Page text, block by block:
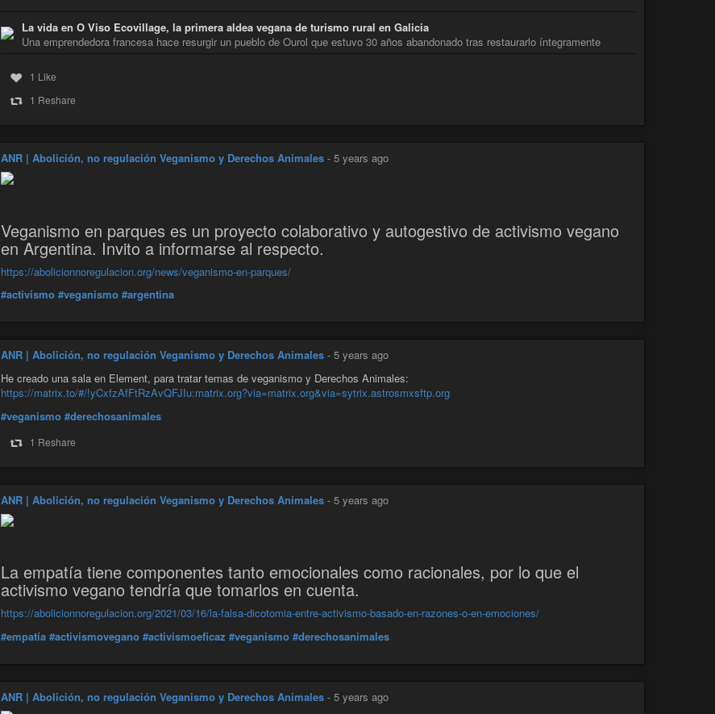
La vida en O Viso Ecovillage, la primera aldea vegana de turismo rural en Galicia
Una emprendedora francesa hace resurgir un pueblo de Ourol que estuvo 30 años abandonado tras restaurarlo íntegramente
1 Like
1 Reshare
ANR | Abolición, no regulación Veganismo y Derechos Animales - 5 years ago
Veganismo en parques es un proyecto colaborativo y autogestivo de activismo vegano
en Argentina. Invito a informarse al respecto.
https://abolicionnoregulacion.org/news/veganismo-en-parques/
#activismo #veganismo #argentina
ANR | Abolición, no regulación Veganismo y Derechos Animales - 5 years ago
He creado una sala en Element, para tratar temas de veganismo y Derechos Animales:
https://matrix.to/#/!yCxfzAfFtRzAvQFJIu:matrix.org?via=matrix.org&via=sytrix.astrosmxsftp.org
#veganismo #derechosanimales
1 Reshare
ANR | Abolición, no regulación Veganismo y Derechos Animales - 5 years ago
La empatía tiene componentes tanto emocionales como racionales, por lo que el
activismo vegano tendría que tomarlos en cuenta.
https://abolicionnoregulacion.org/2021/03/16/la-falsa-dicotomia-entre-activismo-basado-en-razones-o-en-emociones/
#empatía #activismovegano #activismoeficaz #veganismo #derechosanimales
ANR | Abolición, no regulación Veganismo y Derechos Animales - 5 years ago